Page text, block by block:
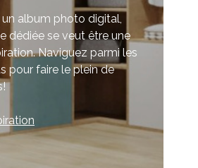
album photo digital,
dédiée se veut être une
Naviguez parmi les
pour faire le plein de